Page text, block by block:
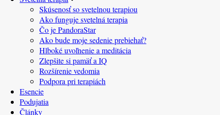
Skúsenosť so svetelnou terapiou
Ako funguje svetelná terapia
Čo je PandoraStar
Ako bude moje sedenie prebiehať?
Hlboké uvoľnenie a meditácia
Zlepšite si pamäť a IQ
Rozšírenie vedomia
Podpora pri terapiách
Esencie
Podujatia
Články